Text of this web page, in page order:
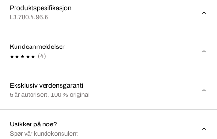
Produktspesifikasjon
L3.780.4.96.6
Kundeanmeldelser
(4)
Eksklusiv verdensgaranti
5 år autorisert, 100 % original
Usikker på noe?
Spør vår kundekonsulent